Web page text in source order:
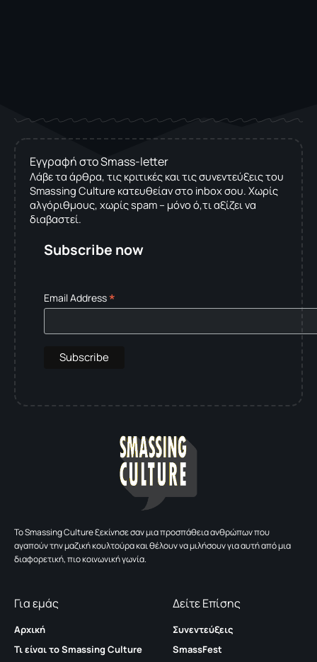
Εγγραφή στο Smass-letter
Λάβε τα άρθρα, τις κριτικές και τις συνεντεύξεις του
Smassing Culture κατευθείαν στο inbox σου. Χωρίς
αλγόριθμους, χωρίς spam – μόνο ό,τι αξίζει να
διαβαστεί.
Subscribe now
Email Address*
To Smassing Culture ξεκίνησε σαν μια προσπάθεια ανθρώπων που
αγαπούν την μαζική κουλτούρα και θέλουν να μιλήσουν για αυτή από μια
διαφορετική, πιο κοινωνική γωνία.
Για εμάς
Αρχική
Τι είναι το Smassing Culture
Δείτε Επίσης
Συνεντεύξεις
SmassFest